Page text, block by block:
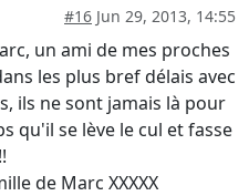
#16 Jun 29, 2013, 14:55
un ami de mes proches
les plus bref délais avec
ils ne sont jamais là pour
qu'il se lève le cul et fasse
de Marc XXXXX